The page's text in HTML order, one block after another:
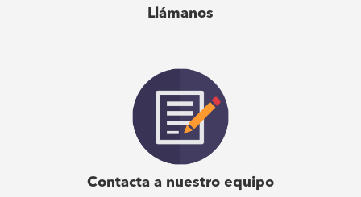
preferencias de pensamiento y comportamiento”
Llámanos
Contacta a nuestro equipo